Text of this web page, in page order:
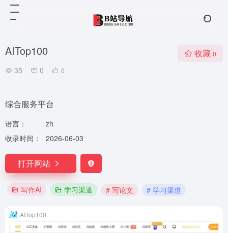
AITop100
35 0 0
收藏 0
综合服务平台
语言：
zh
收录时间：
2026-06-03
打开网站
写作AI 学习渠道 # 写论文 # 学习渠道
AITop100